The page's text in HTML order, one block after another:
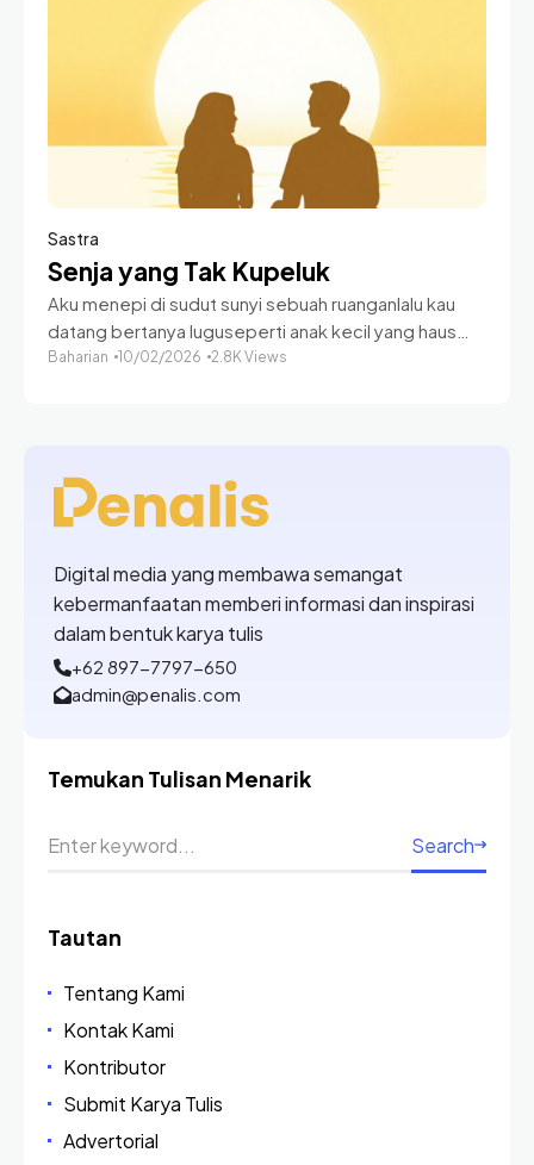
Sastra
Senja yang Tak Kupeluk
Aku menepi di sudut sunyi sebuah ruanganlalu kau
datang bertanya luguseperti anak kecil yang haus
tahutentang dunia, tentang aku Waktu itu, aku
Baharian 10/02/2026 2.8K Views
Digital media yang membawa semangat
kebermanfaatan memberi informasi dan inspirasi
dalam bentuk karya tulis
+62 897-7797-650
admin@penalis.com
Temukan Tulisan Menarik
Search
Tautan
Tentang Kami
Kontak Kami
Kontributor
Submit Karya Tulis
Advertorial